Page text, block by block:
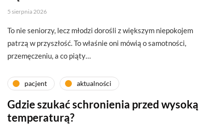
5 sierpnia 2026
To nie seniorzy, lecz młodzi dorośli z większym niepokojem
patrzą w przyszłość. To właśnie oni mówią o samotności,
przemęczeniu, a co piąty…
pacjent aktualności
Gdzie szukać schronienia przed wysoką
temperaturą?